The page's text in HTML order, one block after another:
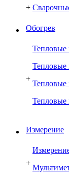
+
Обогрев
+
Тепловые
Тепловые
Тепловые
Измерение
+